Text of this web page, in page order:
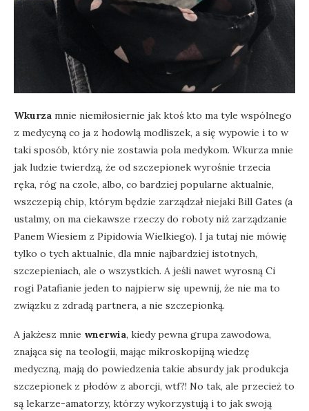
Wkurza mnie niemiłosiernie jak ktoś kto ma tyle wspólnego
z medycyną co ja z hodowlą modliszek, a się wypowie i to w
taki sposób, który nie zostawia pola medykom. Wkurza mnie
jak ludzie twierdzą, że od szczepionek wyrośnie trzecia
ręka, róg na czole, albo, co bardziej popularne aktualnie,
wszczepią chip, którym będzie zarządzał niejaki Bill Gates (a
ustalmy, on ma ciekawsze rzeczy do roboty niż zarządzanie
Panem Wiesiem z Pipidowia Wielkiego). I ja tutaj nie mówię
tylko o tych aktualnie, dla mnie najbardziej istotnych,
szczepieniach, ale o wszystkich. A jeśli nawet wyrosną Ci
rogi Patafianie jeden to najpierw się upewnij, że nie ma to
związku z zdradą partnera, a nie szczepionką.
A jakżesz mnie wnerwia, kiedy pewna grupa zawodowa,
znająca się na teologii, mając mikroskopijną wiedzę
medyczną, mają do powiedzenia takie absurdy jak produkcja
szczepionek z płodów z aborcji, wtf?! No tak, ale przecież to
są lekarze-amatorzy, którzy wykorzystują i to jak swoją